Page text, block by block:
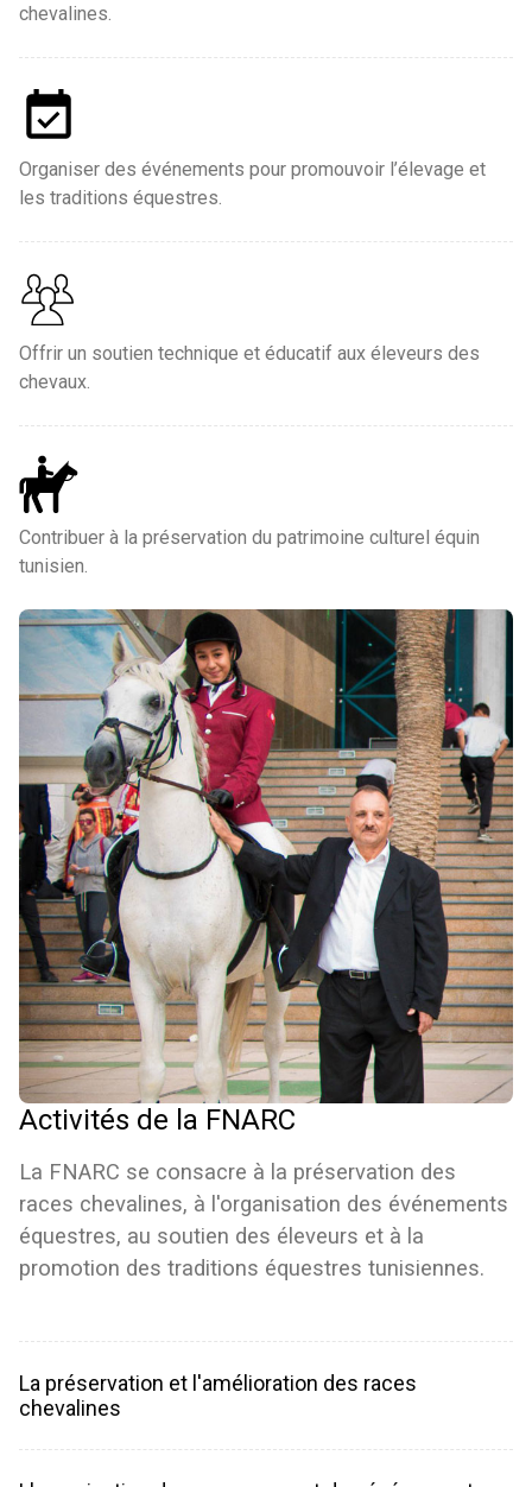
chevalines.
Organiser des événements pour promouvoir l’élevage et
les traditions équestres.
Offrir un soutien technique et éducatif aux éleveurs des
chevaux.
Contribuer à la préservation du patrimoine culturel équin
tunisien.
Activités de la FNARC
La FNARC se consacre à la préservation des
races chevalines, à l'organisation des événements
équestres, au soutien des éleveurs et à la
promotion des traditions équestres tunisiennes.
La préservation et l'amélioration des races
chevalines